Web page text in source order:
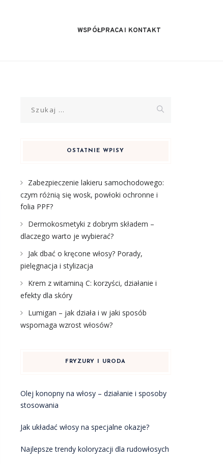
WSPÓŁPRACA I KONTAKT
OSTATNIE WPISY
Zabezpieczenie lakieru samochodowego:
czym różnią się wosk, powłoki ochronne i
folia PPF?
Dermokosmetyki z dobrym składem –
dlaczego warto je wybierać?
Jak dbać o kręcone włosy? Porady,
pielęgnacja i stylizacja
Krem z witaminą C: korzyści, działanie i
efekty dla skóry
Lumigan – jak działa i w jaki sposób
wspomaga wzrost włosów?
FRYZURY I URODA
Olej konopny na włosy – działanie i sposoby
stosowania
Jak układać włosy na specjalne okazje?
Najlepsze trendy koloryzacji dla rudowłosych